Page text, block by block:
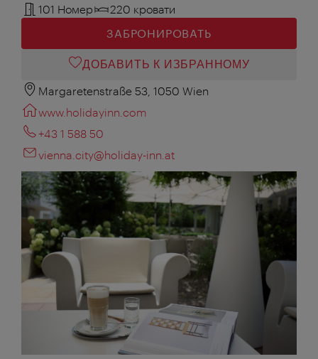
101 Номер
220 кровати
ЗАБРОНИРОВАТЬ
ДОБАВИТЬ К ИЗБРАННОМУ
Margaretenstraße 53, 1050 Wien
www.holidayinn.com
+43 1 588 50
vienna.city@holiday-inn.at